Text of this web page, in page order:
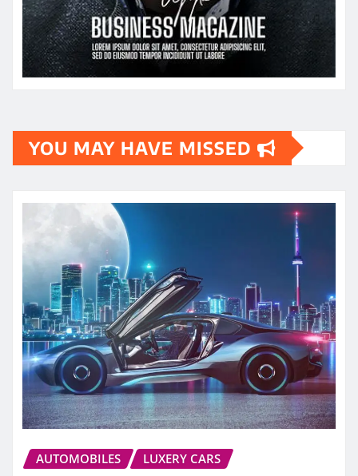
YOU MAY HAVE MISSED
AUTOMOBILES LUXERY CARS